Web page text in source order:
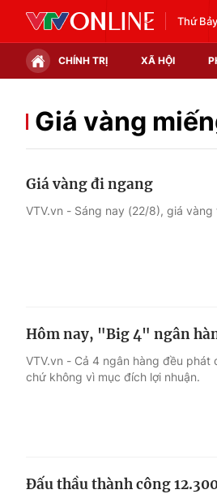
Thứ
CHÍNH TRỊ XÃ HỘI
Chính trị
Điện ảnh
Giá vàng
Giá vàng đi ngang
VTV.vn - Sáng nay (22/8), giá
Hôm nay, "Big 4" ngân
VTV.vn - Cả 4 ngân hàng đều
chứ không vì mục đích lợi nhuận.
Đấu thầu thành công